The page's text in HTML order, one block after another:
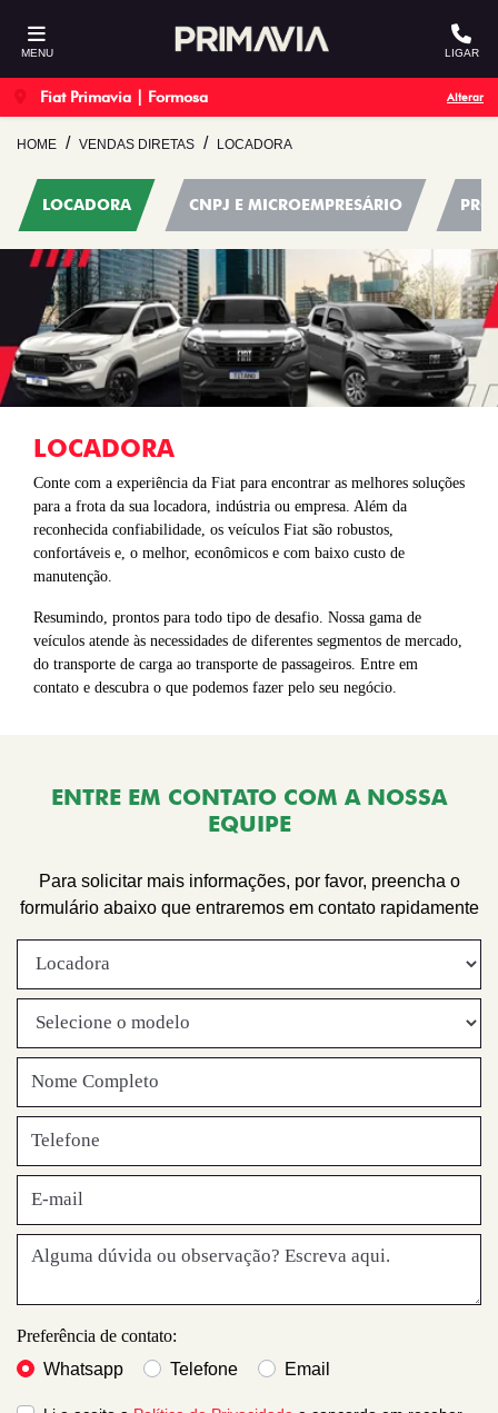
MENU LIGAR
Fiat Primavia | Formosa Alterar
HOME VENDAS DIRETAS LOCADORA
CNPJ E MICROEMPRESÁRIO
LOCADORA
LOCADORA
Conte com a experiência da Fiat para encontrar as melhores soluções
para a frota da sua locadora, indústria ou empresa. Além da
reconhecida confiabilidade, os veículos Fiat são robustos,
confortáveis e, o melhor, econômicos e com baixo custo de
manutenção.
Resumindo, prontos para todo tipo de desafio. Nossa gama de
veículos atende às necessidades de diferentes segmentos de mercado,
do transporte de carga ao transporte de passageiros. Entre em
contato e descubra o que podemos fazer pelo seu negócio.
ENTRE EM CONTATO COM A NOSSA
EQUIPE
Para solicitar mais informações, por favor, preencha o
formulário abaixo que entraremos em contato rapidamente
Preferência de contato:
Whatsapp
Telefone Email